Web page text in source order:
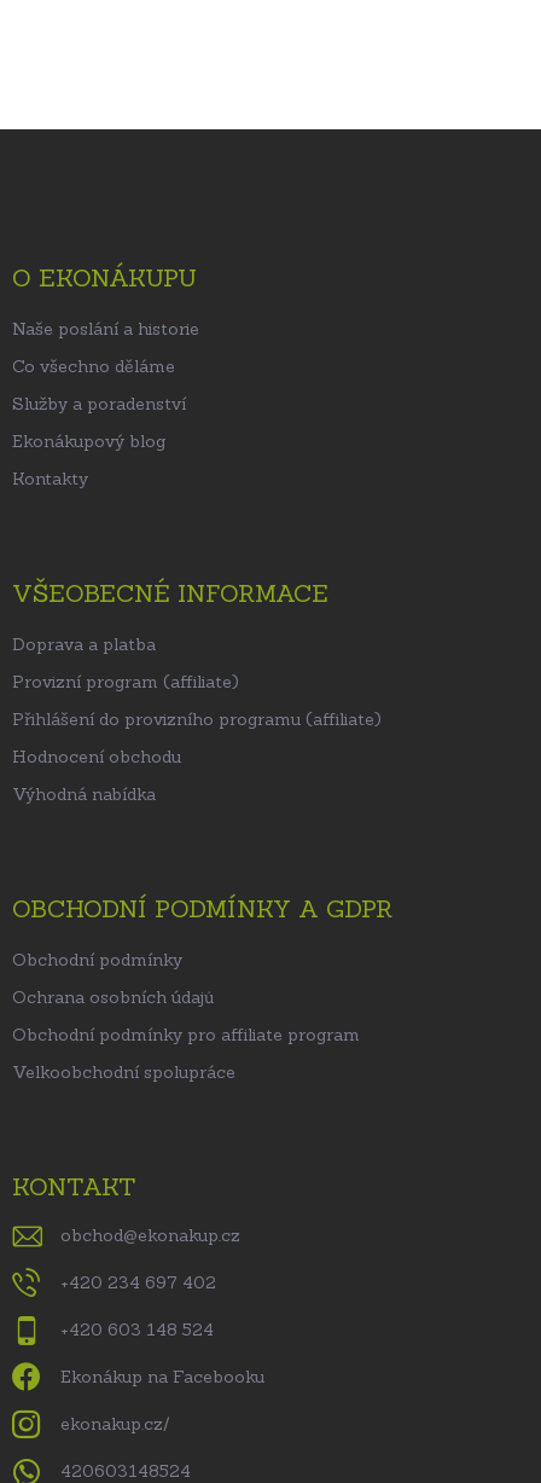
O EKONÁKUPU
Naše poslání a historie
Co všechno děláme
Služby a poradenství
Ekonákupový blog
Kontakty
VŠEOBECNÉ INFORMACE
Doprava a platba
Provizní program (affiliate)
Přihlášení do provizního programu (affiliate)
Hodnocení obchodu
Výhodná nabídka
OBCHODNÍ PODMÍNKY A GDPR
Obchodní podmínky
Ochrana osobních údajů
Obchodní podmínky pro affiliate program
Velkoobchodní spolupráce
KONTAKT
obchod@ekonakup.cz
+420 234 697 402
+420 603 148 524
Ekonákup na Facebooku
ekonakup.cz/
420603148524